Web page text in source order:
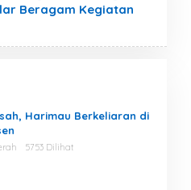
Beragam Kegiatan
Harimau Berkeliaran di
5753 Dilihat